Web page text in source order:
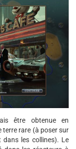
être obtenue en
terre rare (à poser sur
dans les collines). Le